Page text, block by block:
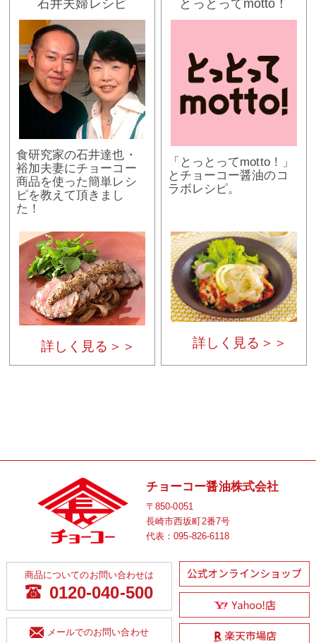
石井夫婦レシピ
食研究家の石井達也・
裕加夫妻にチョーコー
商品を使った簡単レシ
ピを教えて頂きまし
た！
詳しく見る＞＞
とっとってmotto！
「とっとってmotto！」
とチョーコー醤油のコ
ラボレシピ。
詳しく見る＞＞
チョーコー醤油株式会社
〒850-0051
長崎市西坂町2番7号
代表：095-826-6118
商品についてのお問い合わせは
0120-040-500
メールでのお問い合わせ